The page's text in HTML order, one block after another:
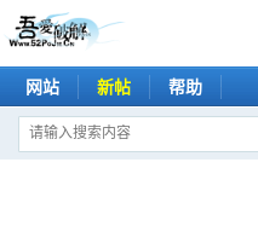
网站 新帖 帮助